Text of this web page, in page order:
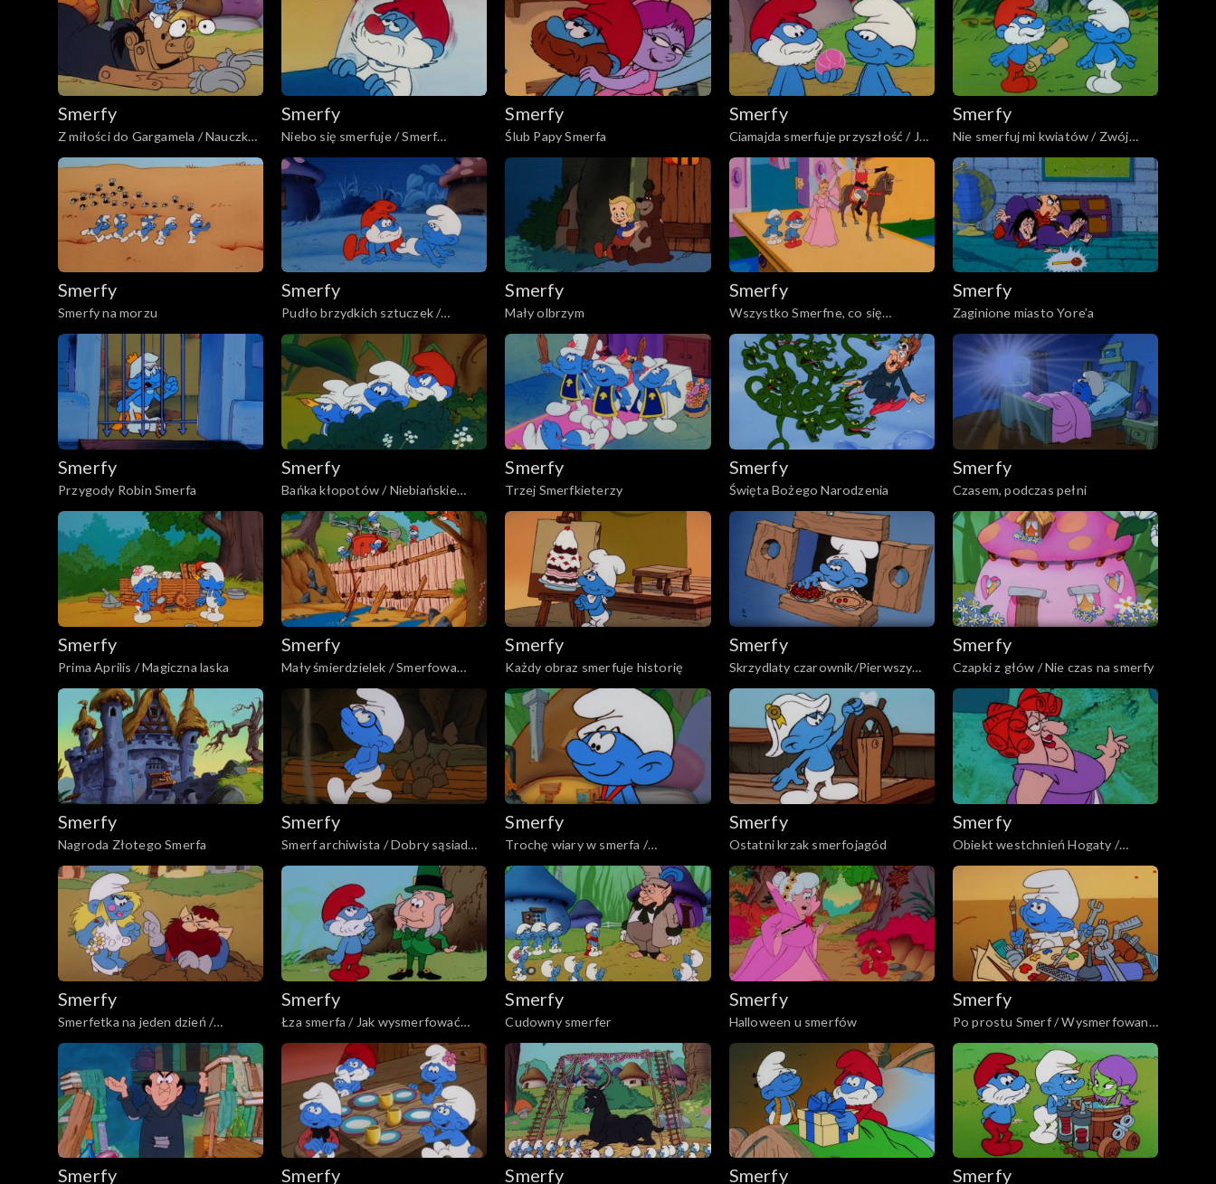
Smerfy
Z miłości do Gargamela / Nauczka
dla Śpiocha
Smerfy
Niebo się smerfuje / Smerf
renegat
Smerfy
Ślub Papy Smerfa
Smerfy
Ciamajda smerfuje przyszłość / Jak
wysmerfować sny
Smerfy
Nie smerfuj mi kwiatów / Zwój
Kaplowey
Smerfy
Smerfy na morzu
Smerfy
Pudło brzydkich sztuczek /
Lunatykujące smerfy
Smerfy
Mały olbrzym
Smerfy
Wszystko Smerfne, co się
smerfnie kończy
Smerfy
Zaginione miasto Yore’a
Smerfy
Przygody Robin Smerfa
Smerfy
Bańka kłopotów / Niebiańskie
Smerfy
Smerfy
Trzej Smerfkieterzy
Smerfy
Święta Bożego Narodzenia
Smerfy
Czasem, podczas pełni
Smerfy
Prima Aprilis / Magiczna laska
Smerfy
Mały śmierdzielek / Smerfowa
straż pożarna
Smerfy
Każdy obraz smerfuje historię
Smerfy
Skrzydlaty czarownik/Pierwszy
telesmerf
Smerfy
Czapki z głów / Nie czas na smerfy
Smerfy
Nagroda Złotego Smerfa
Smerfy
Smerf archiwista / Dobry sąsiad
Smerf
Smerfy
Trochę wiary w smerfa /
Harmoniusz robi furorę
Smerfy
Ostatni krzak smerfojagód
Smerfy
Obiekt westchnień Hogaty /
Dzwonek dla Klakiera
Smerfy
Smerfetka na jeden dzień /
Magiczne kolczyki
Smerfy
Łza smerfa / Jak wysmerfować
tęczę
Smerfy
Cudowny smerfer
Smerfy
Halloween u smerfów
Smerfy
Po prostu Smerf / Wysmerfowani
drwale
Smerfy Smerfy Smerfy Smerfy Smerfy